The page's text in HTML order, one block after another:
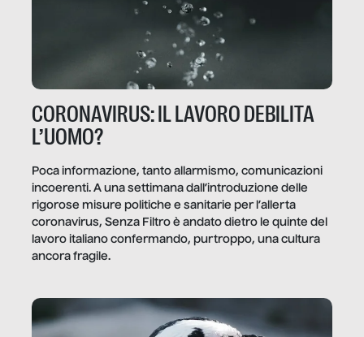
CORONAVIRUS: IL LAVORO DEBILITA
L’UOMO?
Poca informazione, tanto allarmismo, comunicazioni
incoerenti. A una settimana dall’introduzione delle
rigorose misure politiche e sanitarie per l’allerta
coronavirus, Senza Filtro è andato dietro le quinte del
lavoro italiano confermando, purtroppo, una cultura
ancora fragile.